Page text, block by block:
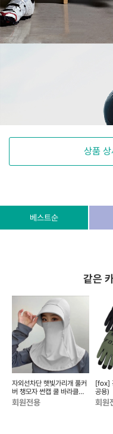
상품
상호/대표자 (주) 동이
이메일
소재지 경기도
베스트순
같은
자외선차단 햇빛가리개 풀커
버 챙모자 썬캡 쿨 바라클라
바 여름모자
회원전용
[fox]
공용)
회원